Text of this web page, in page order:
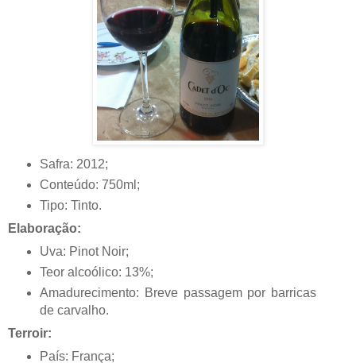
Safra: 2012;
Conteúdo: 750ml;
Tipo: Tinto.
Elaboração:
Uva: Pinot Noir;
Teor alcoólico: 13%;
Amadurecimento: Breve passagem por barricas
de carvalho.
Terroir:
País: França;